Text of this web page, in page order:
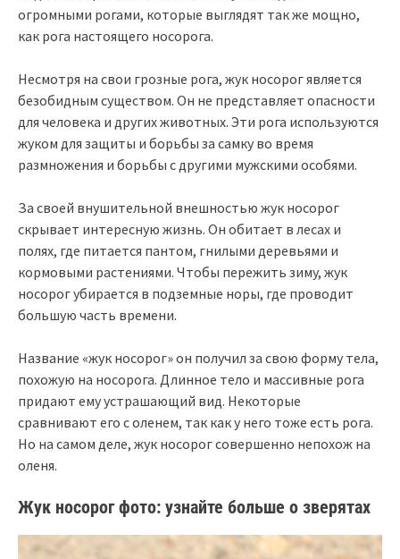
огромными рогами, которые выглядят так же мощно,
как рога настоящего носорога.
Несмотря на свои грозные рога, жук носорог является
безобидным существом. Он не представляет опасности
для человека и других животных. Эти рога используются
жуком для защиты и борьбы за самку во время
размножения и борьбы с другими мужскими особями.
За своей внушительной внешностью жук носорог
скрывает интересную жизнь. Он обитает в лесах и
полях, где питается пантом, гнилыми деревьями и
кормовыми растениями. Чтобы пережить зиму, жук
носорог убирается в подземные норы, где проводит
большую часть времени.
Название «жук носорог» он получил за свою форму тела,
похожую на носорога. Длинное тело и массивные рога
придают ему устрашающий вид. Некоторые
сравнивают его с оленем, так как у него тоже есть рога.
Но на самом деле, жук носорог совершенно непохож на
оленя.
Жук носорог фото: узнайте больше о зверятах